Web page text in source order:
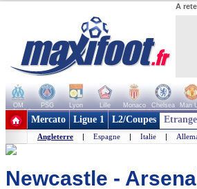
A
OM PSG Lyon Lille Monaco Chelsea Man
+ de clubs
Mercato Ligue 1 L2/Coupes
Angleterre | Espagne | Italie |
Newcastle -